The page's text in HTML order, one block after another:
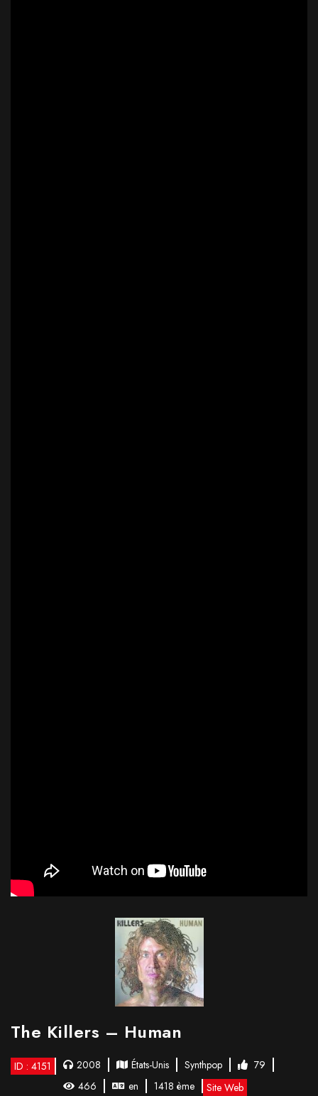
The Killers – Human
ID : 4151 2008 États-Unis Synthpop
79
466
en 1418 ème Site Web